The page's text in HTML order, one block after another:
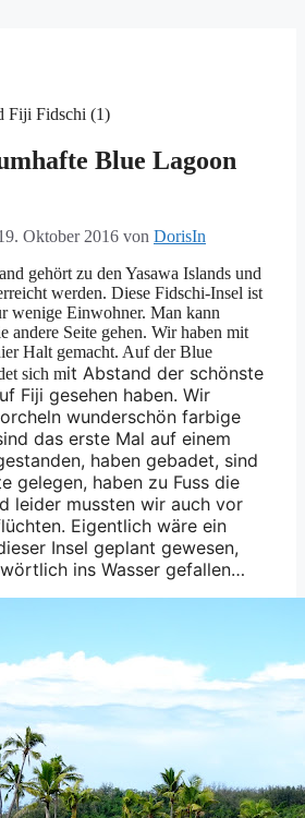
Blue Lagoon
Oktober 2016 von DorisIn
gehört zu den Yasawa Islands und
werden. Diese Fidschi-Insel ist
wenige Einwohner. Man kann
andere Seite gehen. Wir haben mit
Halt gemacht. Auf der Blue
sich mit Abstand der schönste
Fiji gesehen haben. Wir
wunderschön farbige
das erste Mal auf einem
haben gebadet, sind
gelegen, haben zu Fuss die
leider mussten wir auch vor
Eigentlich wäre ein
Insel geplant gewesen,
ins Wasser gefallen…